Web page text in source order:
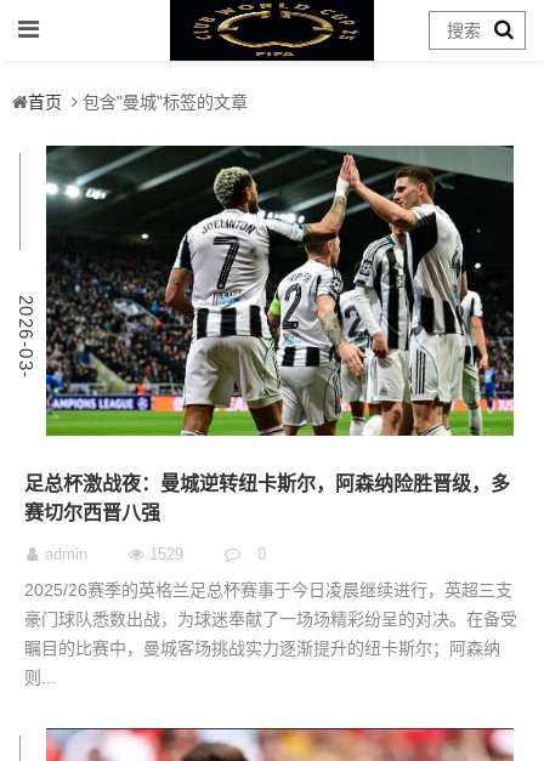
首页 包含"曼城"标签的文章
2
0
2
6
-
0
3
-
0
足总杯激战夜：曼城逆转纽卡斯尔，阿森纳险胜晋级，多
赛切尔西晋八强
admin 1529 0
2025/26赛季的英格兰足总杯赛事于今日凌晨继续进行，英超三支
豪门球队悉数出战，为球迷奉献了一场场精彩纷呈的对决。在备受
瞩目的比赛中，曼城客场挑战实力逐渐提升的纽卡斯尔；阿森纳
则...